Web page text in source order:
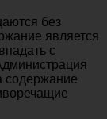
без
является
с
содержание